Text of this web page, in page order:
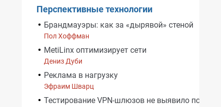
Перспективные технологии
Брандмауэры: как за «дырявой» стеной
Пол Хоффман
MetiLinx оптимизирует сети
Дениз Дуби
Реклама в нагрузку
Эфраим Шварц
Тестирование VPN-шлюзов не выявило